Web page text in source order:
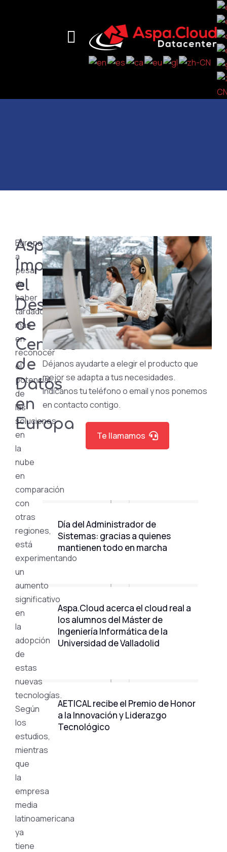
Aspa.Cloud
Impulsa
el
Desarrollo
de
Centros
de
Datos
en
Europa
Europa,
a
pesar
de
haber
tardado
más
en
reconocer
el
potencial
de
las
soluciones
en
la
nube
en
comparación
con
otras
regiones,
está
experimentando
un
aumento
significativo
en
la
adopción
de
estas
nuevas
tecnologías.
Según
los
estudios,
mientras
que
la
empresa
media
latinoamericana
ya
tiene
Déjanos ayudarte a elegir el producto que
mejor se adapta a tus necesidades.
Indícanos tu teléfono o email y nos ponemos
en contacto contigo.
Te llamamos
Día del Administrador de
Sistemas: gracias a quienes
mantienen todo en marcha
Aspa.Cloud acerca el cloud real a
los alumnos del Máster de
Ingeniería Informática de la
Universidad de Valladolid
AETICAL recibe el Premio de Honor
a la Innovación y Liderazgo
Tecnológico